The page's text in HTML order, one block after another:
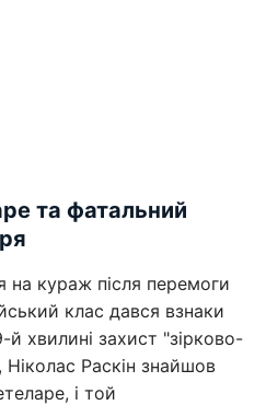
та фатальний
на кураж після перемоги
клас дався взнаки
хвилині захист "зірково-
Раскін знайшов
і той